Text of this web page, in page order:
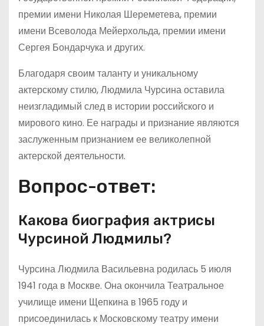
премии имени Николая Шереметева, премии
имени Всеволода Мейерхольда, премии имени
Сергея Бондарчука и других.
Благодаря своим таланту и уникальному
актерскому стилю, Людмила Чурсина оставила
неизгладимый след в истории российского и
мирового кино. Ее награды и признание являются
заслуженным признанием ее великолепной
актерской деятельности.
Вопрос-ответ:
Какова биография актрисы
Чурсиной Людмилы?
Чурсина Людмила Васильевна родилась 5 июля
1941 года в Москве. Она окончила Театральное
училище имени Щепкина в 1965 году и
присоединилась к Московскому театру имени